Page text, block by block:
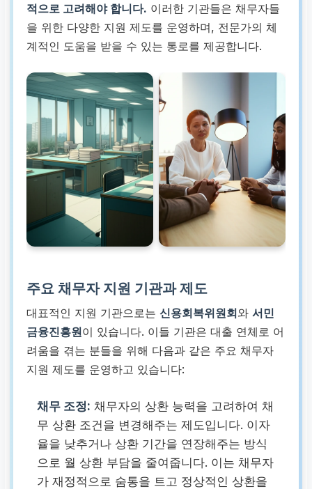
적으로 고려해야 합니다. 이러한 기관들은 채무자들
을 위한 다양한 지원 제도를 운영하며, 전문가의 체
계적인 도움을 받을 수 있는 통로를 제공합니다.
주요 채무자 지원 기관과 제도
대표적인 지원 기관으로는신용회복위원회와서민
금융진흥원이 있습니다. 이들 기관은 대출 연체로 어
려움을 겪는 분들을 위해 다음과 같은 주요 채무자
지원 제도를 운영하고 있습니다:
채무 조정: 채무자의 상환 능력을 고려하여 채
무 상환 조건을 변경해주는 제도입니다. 이자
율을 낮추거나 상환 기간을 연장해주는 방식
으로 월 상환 부담을 줄여줍니다. 이는 채무자
가 재정적으로 숨통을 트고 정상적인 상환을